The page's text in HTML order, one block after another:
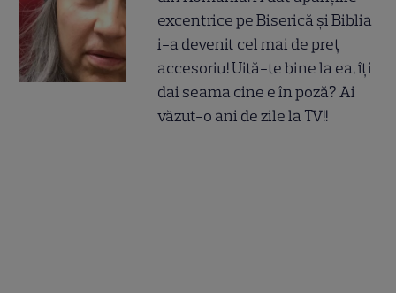
excentrice pe Biserică și Biblia
i-a devenit cel mai de preț
accesoriu! Uită-te bine la ea, îți
dai seama cine e în poză? Ai
văzut-o ani de zile la TV!!